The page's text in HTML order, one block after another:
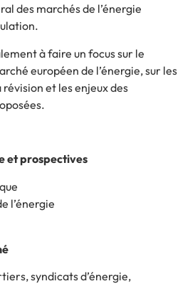
des marchés de l’énergie
à faire un focus sur le
européen de l’énergie, sur les
et les enjeux des
et prospectives
l’énergie
syndicats d’énergie,